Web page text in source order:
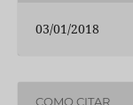
03/01/2018
COMO CITAR